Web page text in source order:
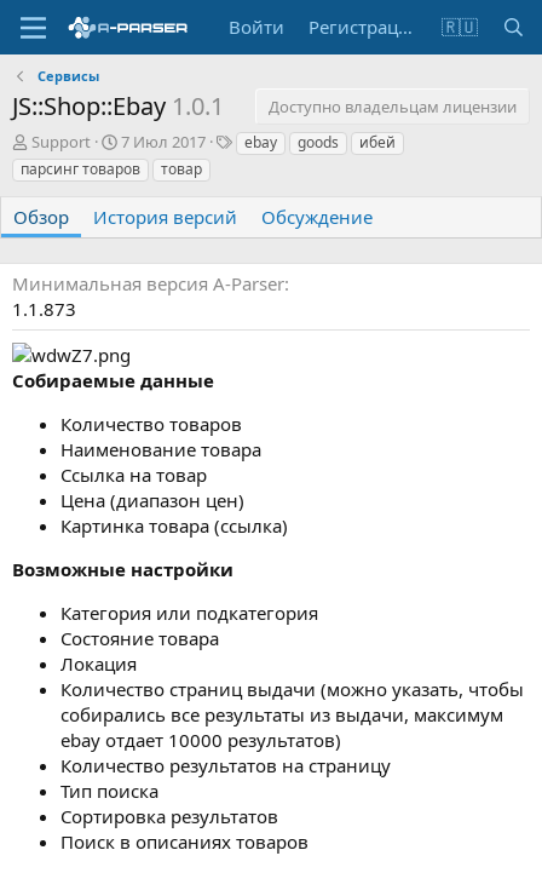
Войти Регистрация 🇷🇺
Сервисы
JS::Shop::Ebay 1.0.1
Доступно владельцам лицензии
А
в
т
о
р
Support
Д
а
т
с
д
н
и
я
7 Июл 2017
Т ebay goods
ибей
парсинг товаров
товар
Обзор История версий Обсуждение
Минимальная версия A-Parser
1.1.873
Собираемые данные
Количество товаров
Наименование товара
Ссылка на товар
Цена (диапазон цен)
Картинка товара (ссылка)
Возможные настройки
Категория или подкатегория
Состояние товара
Локация
Количество страниц выдачи (можно указать, чтобы
собирались все результаты из выдачи, максимум
ebay отдает 10000 результатов)
Количество результатов на страницу
Тип поиска
Сортировка результатов
Поиск в описаниях товаров